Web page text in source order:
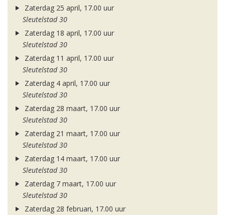
Zaterdag 25 april, 17.00 uur
Sleutelstad 30
Zaterdag 18 april, 17.00 uur
Sleutelstad 30
Zaterdag 11 april, 17.00 uur
Sleutelstad 30
Zaterdag 4 april, 17.00 uur
Sleutelstad 30
Zaterdag 28 maart, 17.00 uur
Sleutelstad 30
Zaterdag 21 maart, 17.00 uur
Sleutelstad 30
Zaterdag 14 maart, 17.00 uur
Sleutelstad 30
Zaterdag 7 maart, 17.00 uur
Sleutelstad 30
Zaterdag 28 februari, 17.00 uur